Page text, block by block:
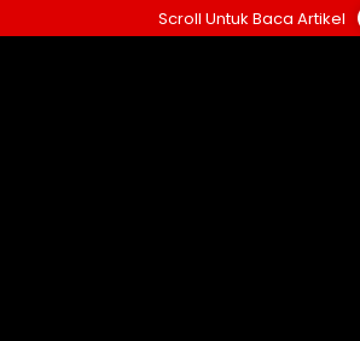
ke
Scroll Untuk Baca Artikel